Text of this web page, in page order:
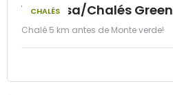
CHALÉS
12 - Casa/Chalés Green
Chalé 5 km antes de Monte verde!